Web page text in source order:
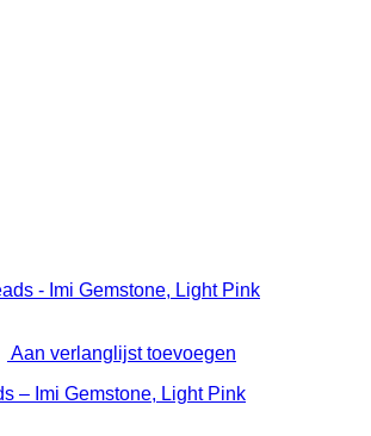
Aan verlanglijst toevoegen
– Imi Gemstone, Light Pink